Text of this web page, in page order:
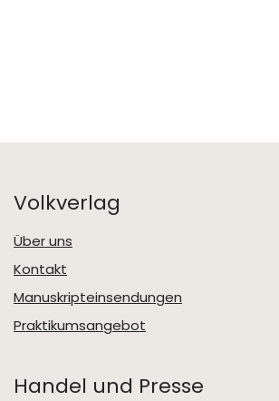
Volkverlag
Über uns
Kontakt
Manuskripteinsendungen
Praktikumsangebot
Handel und Presse